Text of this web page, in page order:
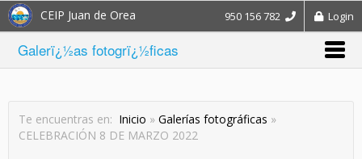
CEIP Juan de Orea Login
950 156 782
Galerï¿½as fotogrï¿½ficas
Te encuentras en: Inicio » Galerías fotográficas »
CELEBRACIÓN 8 DE MARZO 2022